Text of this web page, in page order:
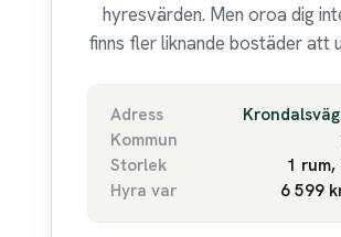
hyresvärden. Men oroa dig
finns fler liknande bostäder att
Adress
Kommun
Storlek
1 rum,
Hyra var
6 599